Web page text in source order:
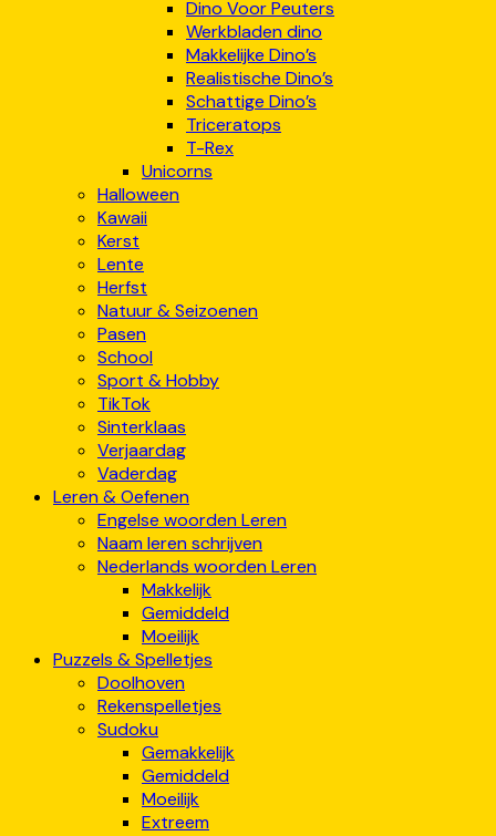
Dino Voor Peuters
Werkbladen dino
Makkelijke Dino’s
Realistische Dino’s
Schattige Dino’s
Triceratops
T-Rex
Unicorns
Halloween
Kawaii
Kerst
Lente
Herfst
Natuur & Seizoenen
Pasen
School
Sport & Hobby
TikTok
Sinterklaas
Verjaardag
Vaderdag
Leren & Oefenen
Engelse woorden Leren
Naam leren schrijven
Nederlands woorden Leren
Makkelijk
Gemiddeld
Moeilijk
Puzzels & Spelletjes
Doolhoven
Rekenspelletjes
Sudoku
Gemakkelijk
Gemiddeld
Moeilijk
Extreem